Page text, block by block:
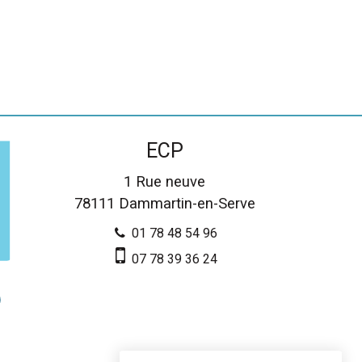
ECP
1 Rue neuve
78111 Dammartin-en-Serve
01 78 48 54 96
07 78 39 36 24